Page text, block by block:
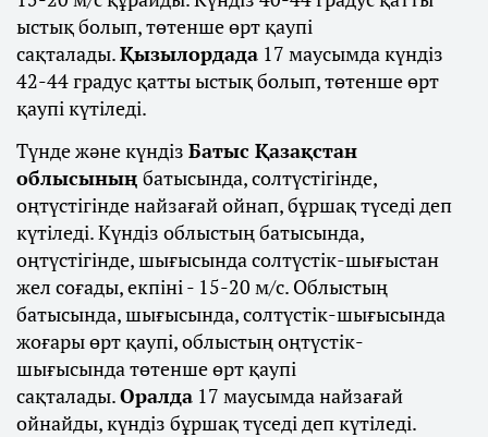
ыстық болып, төтенше өрт қаупі
сақталады.Қызылордада 17 маусымда күндіз
42-44 градус қатты ыстық болып, төтенше өрт
қаупі күтіледі.
Түнде және күндіз Батыс Қазақстан
облысының батысында, солтүстігінде,
оңтүстігінде найзағай ойнап, бұршақ түседі деп
күтіледі. Күндіз облыстың батысында,
оңтүстігінде, шығысында солтүстік-шығыстан
жел соғады, екпіні - 15-20 м/с. Облыстың
батысында, шығысында, солтүстік-шығысында
жоғары өрт қаупі, облыстың оңтүстік-
шығысында төтенше өрт қаупі
сақталады.Оралда 17 маусымда найзағай
ойнайды, күндіз бұршақ түседі деп күтіледі.